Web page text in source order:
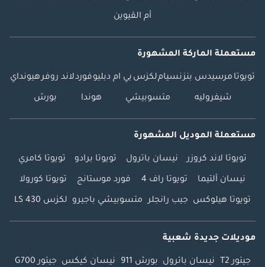
أم القيوين
مستعملة الماركة المشهورة
تويوتا مرسيدس بنزنسياملكزس بي ام دبليوفوردلاند روفرهيونداي
شيفروليه متسوبيشي هوندا بورش
مستعملة الموديل المشهورة
تويوتا لاند كروزر نيسان باترول تويوتا برادو تويوتا كامري
نيسان ألتيما تويوتا راف 4 فورد موستانج تويوتا كورولا
تويوتا هيلوكس جيب رانجلر متسوبيشي باجيرو لكزس LS 430
موديلات جديدة شعبية
جيتور T2 نيسان باترول بورش 911 نيسان كيكس جيتور G700